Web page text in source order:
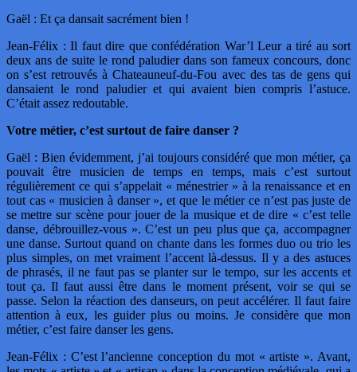
Gaël : Et ça dansait sacrément bien !
Jean-Félix : Il faut dire que confédération War’l Leur a tiré au sort
deux ans de suite le rond paludier dans son fameux concours, donc
on s’est retrouvés à Chateauneuf-du-Fou avec des tas de gens qui
dansaient le rond paludier et qui avaient bien compris l’astuce.
C’était assez redoutable.
Votre métier, c’est surtout de faire danser ?
Gaël : Bien évidemment, j’ai toujours considéré que mon métier, ça
pouvait être musicien de temps en temps, mais c’est surtout
régulièrement ce qui s’appelait « ménestrier » à la renaissance et en
tout cas « musicien à danser », et que le métier ce n’est pas juste de
se mettre sur scène pour jouer de la musique et de dire « c’est telle
danse, débrouillez-vous ». C’est un peu plus que ça, accompagner
une danse. Surtout quand on chante dans les formes duo ou trio les
plus simples, on met vraiment l’accent là-dessus. Il y a des astuces
de phrasés, il ne faut pas se planter sur le tempo, sur les accents et
tout ça. Il faut aussi être dans le moment présent, voir se qui se
passe. Selon la réaction des danseurs, on peut accélérer. Il faut faire
attention à eux, les guider plus ou moins. Je considère que mon
métier, c’est faire danser les gens.
Jean-Félix : C’est l’ancienne conception du mot « artiste ». Avant,